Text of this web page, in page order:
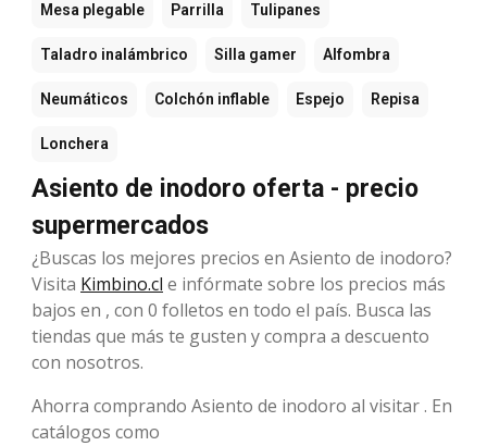
Mesa plegable Parrilla Tulipanes
Taladro inalámbrico Silla gamer Alfombra
Neumáticos Colchón inflable Espejo Repisa
Lonchera
Asiento de inodoro oferta - precio
supermercados
¿Buscas los mejores precios en Asiento de inodoro?
Visita Kimbino.cl e infórmate sobre los precios más
bajos en , con 0 folletos en todo el país. Busca las
tiendas que más te gusten y compra a descuento
con nosotros.
Ahorra comprando Asiento de inodoro al visitar . En
catálogos como